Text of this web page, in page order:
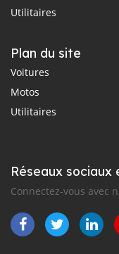
Utilitaires
Plan du site
Voitures
Motos
Utilitaires
Réseaux sociaux
Connectez-vous avec